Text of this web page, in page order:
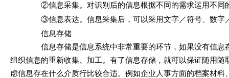
②信息采集。对识别后的信息根据不同的需求运用不同的
③信息表达。信息采集后，可以采用文字／符号、数字／
信息存储
信息存储是信息系统中非常重要的环节，如果没有信息存
组织信息的重新收集、加工。有了信息存储，就可以保证随用
虑信息存在什么介质行比较合适。例如企业人事方面的档案材